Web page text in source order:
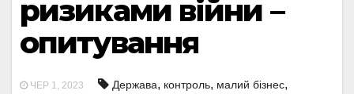
ризиками війни –
опитування
ЧЕР 1, 2023 Держава, контроль, малий бізнес,